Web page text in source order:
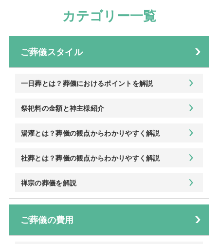
カテゴリー一覧
ご葬儀スタイル
一日葬とは？葬儀におけるポイントを解説
祭祀料の金額と神主様紹介
湯灌とは？葬儀の観点からわかりやすく解説
社葬とは？葬儀の観点からわかりやすく解説
禅宗の葬儀を解説
ご葬儀の費用